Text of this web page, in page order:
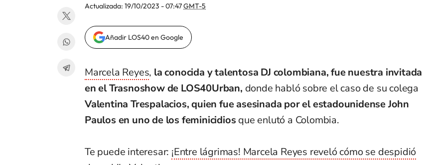
Actualizada: 19/10/2023 - 07:47GMT-5
Añadir LOS40 en Google
Marcela Reyes, la conocida y talentosa DJ colombiana, fue nuestra invitada
en el Trasnoshow de LOS40Urban, donde habló sobre el caso de su colega
Valentina Trespalacios, quien fue asesinada por el estadounidense John
Paulos en uno de los feminicidios que enlutó a Colombia.
Te puede interesar: ¡Entre lágrimas! Marcela Reyes reveló cómo se despidió